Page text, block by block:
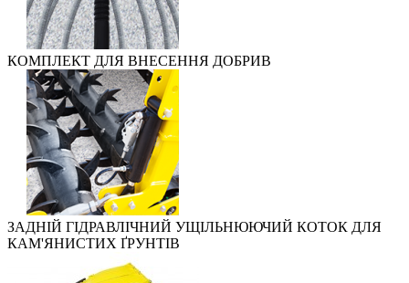
КОМПЛЕКТ ДЛЯ ВНЕСЕННЯ ДОБРИВ
ЗАДНІЙ ГІДРАВЛІЧНИЙ УЩІЛЬНЮЮЧИЙ КОТОК ДЛЯ
КАМ'ЯНИСТИХ ҐРУНТІВ